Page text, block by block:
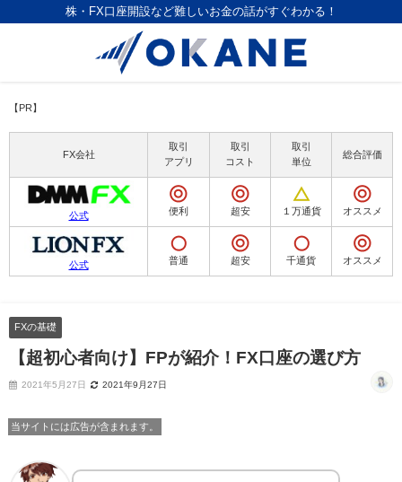
株・FX口座開設など難しいお金の話がすぐわかる！
【PR】
FX会社
取引
アプリ
取引
コスト
取引
単位
総合評価
公式 便利 超安 １万通貨 オススメ
公式 普通 超安 千通貨 オススメ
FXの基礎
【超初心者向け】FPが紹介！FX口座の選び方
2021年5月27日 2021年9月27日
当サイトには広告が含まれます。